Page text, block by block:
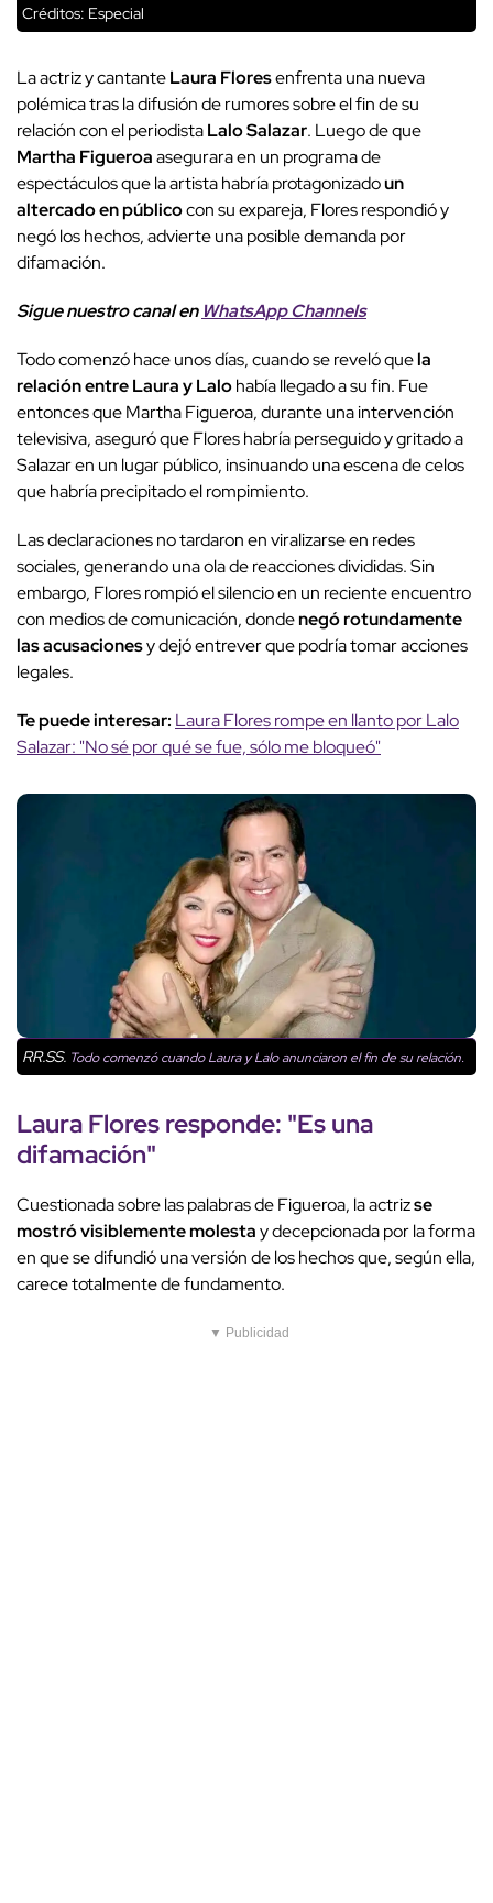
Créditos: Especial
La actriz y cantanteLaura Floresenfrenta una nueva
polémica tras la difusión de rumores sobre el fin de su
relación con el periodistaLalo Salazar. Luego de que
Martha Figueroaasegurara en un programa de
espectáculos que la artista habría protagonizadoun
altercado en públicocon su expareja, Flores respondió y
negó los hechos, advierte una posible demanda por
difamación.
Sigue nuestro canal en WhatsApp Channels
Todo comenzó hace unos días, cuando se reveló quela
relación entre Laura y Lalohabía llegado a su fin. Fue
entonces que Martha Figueroa, durante una intervención
televisiva, aseguró que Flores habría perseguido y gritado a
Salazar en un lugar público, insinuando una escena de celos
que habría precipitado el rompimiento.
Las declaraciones no tardaron en viralizarse en redes
sociales, generando una ola de reacciones divididas. Sin
embargo, Flores rompió el silencio en un reciente encuentro
con medios de comunicación, dondenegó rotundamente
las acusacionesy dejó entrever que podría tomar acciones
legales.
Te puede interesar: Laura Flores rompe en llanto por Lalo
Salazar: "No sé por qué se fue, sólo me bloqueó"
RR.SS. Todo comenzó cuando Laura y Lalo anunciaron el fin de su relación.
Laura Flores responde: "Es una
difamación"
Cuestionada sobre las palabras de Figueroa, la actrizse
mostró visiblemente molestay decepcionada por la forma
en que se difundió una versión de los hechos que, según ella,
carece totalmente de fundamento.
▼ Publicidad